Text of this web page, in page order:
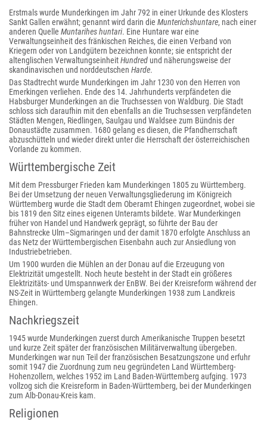
Erstmals wurde Munderkingen im Jahr 792 in einer Urkunde des Klosters
Sankt Gallen erwähnt; genannt wird darin die Munterichshuntare, nach einer
anderen Quelle Muntarihes huntari. Eine Huntare war eine
Verwaltungseinheit des fränkischen Reiches, die einen Verband von
Kriegern oder von Landgütern bezeichnen konnte; sie entspricht der
altenglischen VerwaltungseinheitHundred und näherungsweise der
skandinavischen und norddeutschen Harde.
Das Stadtrecht wurde Munderkingen im Jahr 1230 von den Herren von
Emerkingen verliehen. Ende des 14. Jahrhunderts verpfändeten die
Habsburger Munderkingen an die Truchsessen von Waldburg. Die Stadt
schloss sich daraufhin mit den ebenfalls an die Truchsessen verpfändeten
Städten Mengen, Riedlingen, Saulgau und Waldsee zum Bündnis der
Donaustädte zusammen. 1680 gelang es diesen, die Pfandherrschaft
abzuschütteln und wieder direkt unter die Herrschaft der österreichischen
Vorlande zu kommen.
Württembergische Zeit
Mit dem Pressburger Frieden kam Munderkingen 1805 zu Württemberg.
Bei der Umsetzung der neuen Verwaltungsgliederung im Königreich
Württemberg wurde die Stadt dem Oberamt Ehingen zugeordnet, wobei sie
bis 1819 den Sitz eines eigenen Unteramts bildete. War Munderkingen
früher von Handel und Handwerk geprägt, so führte der Bau der
Bahnstrecke Ulm–Sigmaringen und der damit 1870 erfolgte Anschluss an
das Netz der Württembergischen Eisenbahn auch zur Ansiedlung von
Industriebetrieben.
Um 1900 wurden die Mühlen an der Donau auf die Erzeugung von
Elektrizität umgestellt. Noch heute besteht in der Stadt ein größeres
Elektrizitäts- und Umspannwerk der EnBW. Bei der Kreisreform während der
NS-Zeit in Württemberg gelangte Munderkingen 1938 zum Landkreis
Ehingen.
Nachkriegszeit
1945 wurde Munderkingen zuerst durch Amerikanische Truppen besetzt
und kurze Zeit später der französischen Militärverwaltung übergeben.
Munderkingen war nun Teil der französischen Besatzungszone und erfuhr
somit 1947 die Zuordnung zum neu gegründeten Land Württemberg-
Hohenzollern, welches 1952 im Land Baden-Württemberg aufging. 1973
vollzog sich die Kreisreform in Baden-Württemberg, bei der Munderkingen
zum Alb-Donau-Kreis kam.
Religionen